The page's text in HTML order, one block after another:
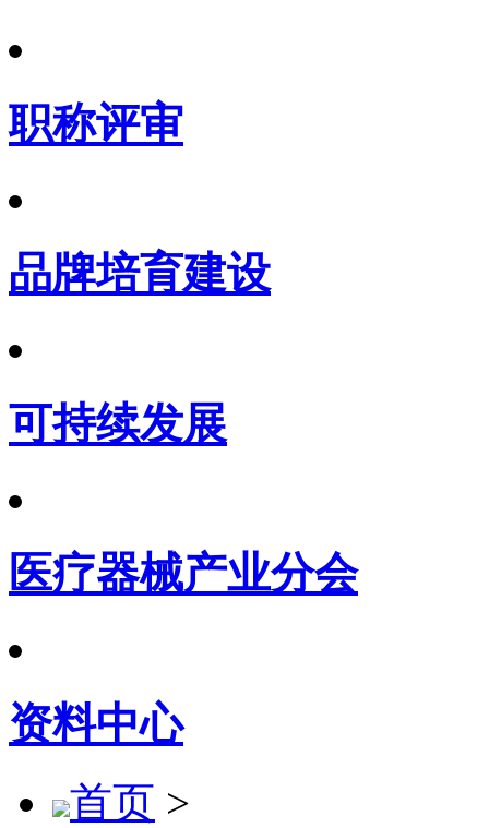
职称评审
品牌培育建设
可持续发展
医疗器械产业分会
资料中心
首页 >